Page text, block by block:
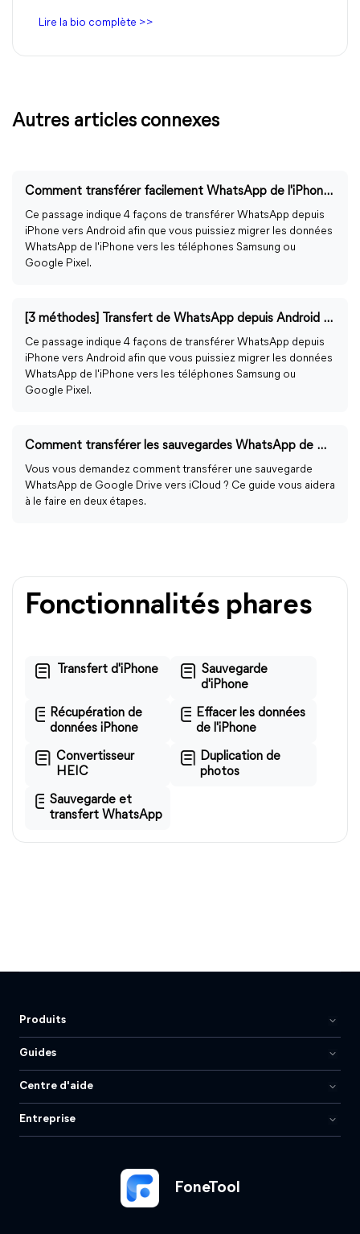
Lire la bio complète >>
Autres articles connexes
Comment transférer facilement WhatsApp de l'iPhone vers Android ?
Ce passage indique 4 façons de transférer WhatsApp depuis
iPhone vers Android afin que vous puissiez migrer les données
WhatsApp de l'iPhone vers les téléphones Samsung ou
Google Pixel.
[3 méthodes] Transfert de WhatsApp depuis Android vers iPhone 14
Ce passage indique 4 façons de transférer WhatsApp depuis
iPhone vers Android afin que vous puissiez migrer les données
WhatsApp de l'iPhone vers les téléphones Samsung ou
Google Pixel.
Comment transférer les sauvegardes WhatsApp de Google Drive vers iCloud ?
Vous vous demandez comment transférer une sauvegarde
WhatsApp de Google Drive vers iCloud ? Ce guide vous aidera
à le faire en deux étapes.
Fonctionnalités phares
Transfert d'iPhone
Sauvegarde
d'iPhone
Récupération de
données iPhone
Effacer les données
de l'iPhone
Convertisseur
HEIC
Duplication de
photos
Sauvegarde et
transfert WhatsApp
FoneTool
Produits
Guides
Centre d'aide
Entreprise